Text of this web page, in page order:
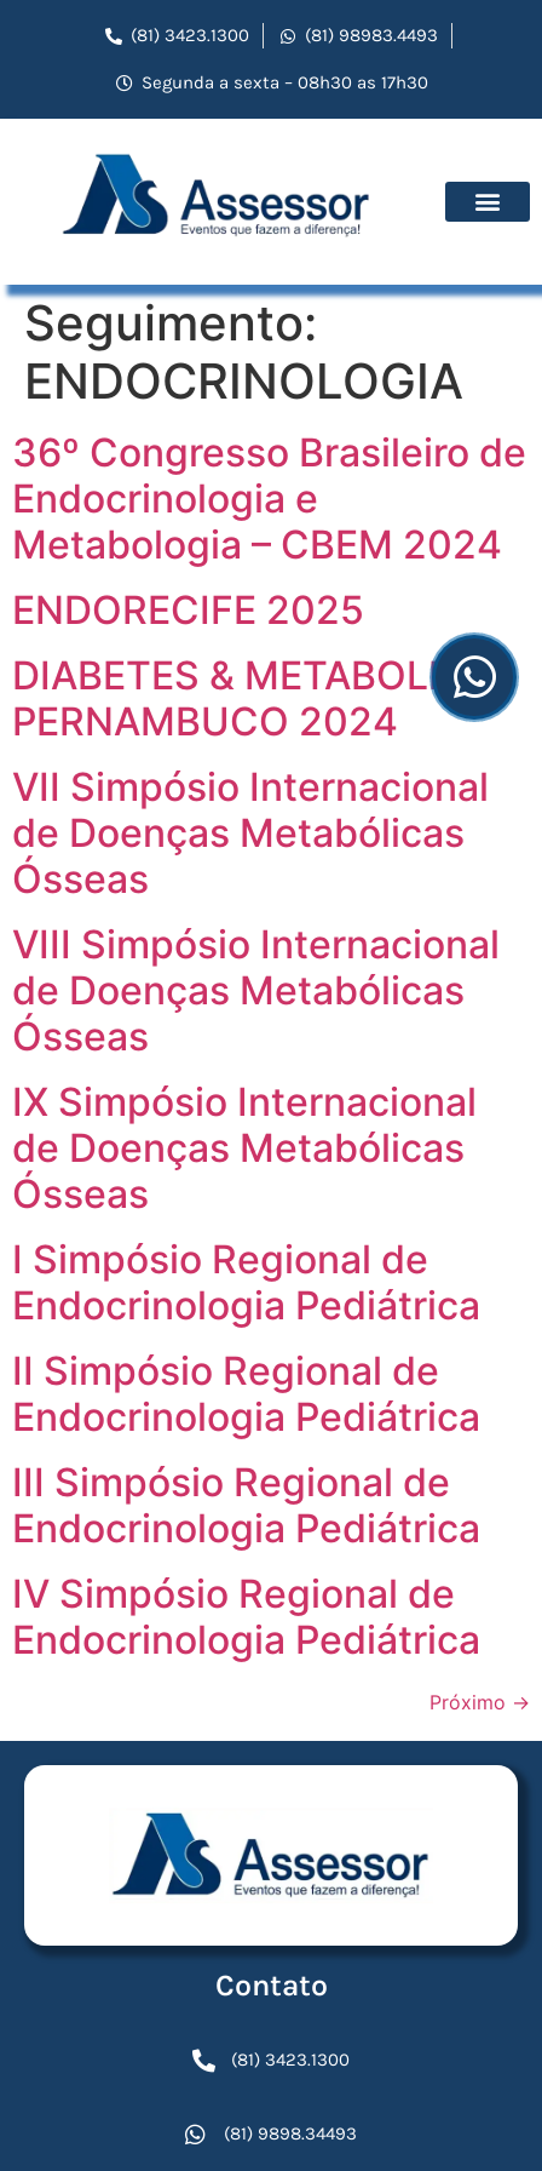
(81) 3423.1300 (81) 98983.4493
Segunda a sexta – 08h30 as 17h30
Seguimento:
ENDOCRINOLOGIA
36º Congresso Brasileiro de
Endocrinologia e
Metabologia – CBEM 2024
ENDORECIFE 2025
DIABETES & METABOLISM
PERNAMBUCO 2024
VII Simpósio Internacional
de Doenças Metabólicas
Ósseas
VIII Simpósio Internacional
de Doenças Metabólicas
Ósseas
IX Simpósio Internacional
de Doenças Metabólicas
Ósseas
I Simpósio Regional de
Endocrinologia Pediátrica
II Simpósio Regional de
Endocrinologia Pediátrica
III Simpósio Regional de
Endocrinologia Pediátrica
IV Simpósio Regional de
Endocrinologia Pediátrica
Próximo →
Contato
(81) 3423.1300
(81) 9898.34493